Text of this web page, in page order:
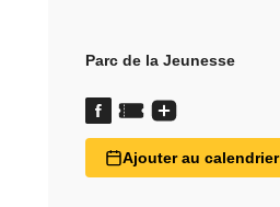
Parc de la Jeunesse
Ajouter au calendrier